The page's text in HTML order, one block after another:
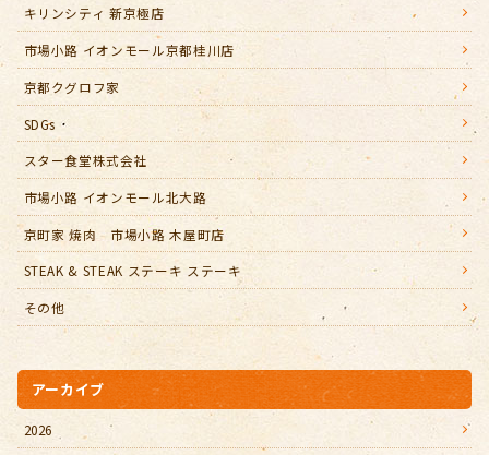
キリンシティ 新京極店
市場小路 イオンモール京都桂川店
京都クグロフ家
SDGs
スター食堂株式会社
市場小路 イオンモール北大路
京町家 焼肉 市場小路 木屋町店
STEAK & STEAK ステーキ ステーキ
その他
アーカイブ
2026